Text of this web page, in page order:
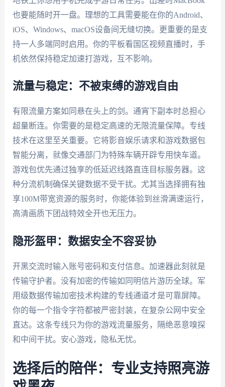
也要能随时开一盘。理想的工具需要能在你的Android、
iOS、Windows、macOS设备间无缝切换。更重要的是支
持一人多端同时启用。你的平板看国区视频直播时，手
机依然保持稳定加速打游戏，互不影响。
流量与稳定：不被束缚的游戏自由
有限流量方案如同悬在头上的剑。通宵下副本时总担心
超量断连。你需要的是稳定高速的无限流量保障。专线
技术在这里至关重要。它将影音娱乐请求和游戏数据包
智能分离，就像交通部门为特殊车辆开辟专用快车道。
游戏包优先通过独享的低延迟线路直连目标服务器。这
种分流机制确保关键数据不受干扰。尤其当选择拥有独
享100M带宽资源的服务时，你能体验到丝滑满速运行，
高清画质下团战特效全开也无压力。
隐形盔甲：数据安全不容妥协
开黑交流时输入账号密码和支付信息。加速器此刻就是
传输守护者。没有加密的传输如同明信片游历全球。军
用级数据传输加密技术构建的专线通道才是可靠屏障。
你的每一个指令字符都被严密封装，在复杂公网中安全
直达。这条专线只为你的游戏流量服务，隔绝恶意嗅探
和中间干扰。安心游戏，隐私无忧。
选择后的陪伴：专业支持照亮游